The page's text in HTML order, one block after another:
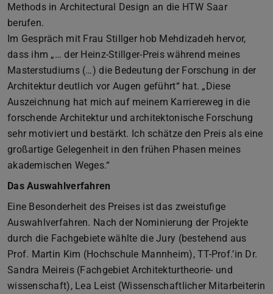
Methods in Architectural Design an die HTW Saar
berufen.
Im Gespräch mit Frau Stillger hob Mehdizadeh hervor,
dass ihm „… der Heinz-Stillger-Preis während meines
Masterstudiums (…) die Bedeutung der Forschung in der
Architektur deutlich vor Augen geführt“ hat. „Diese
Auszeichnung hat mich auf meinem Karriereweg in die
forschende Architektur und architektonische Forschung
sehr motiviert und bestärkt. Ich schätze den Preis als eine
großartige Gelegenheit in den frühen Phasen meines
akademischen Weges.“
Das Auswahlverfahren
Eine Besonderheit des Preises ist das zweistufige
Auswahlverfahren. Nach der Nominierung der Projekte
durch die Fachgebiete wählte die Jury (bestehend aus
Prof. Martin Kim (Hochschule Mannheim), TT-Prof.’in Dr.
Sandra Meireis (Fachgebiet Architekturtheorie- und
wissenschaft), Lea Leist (Wissenschaftlicher Mitarbeiterin